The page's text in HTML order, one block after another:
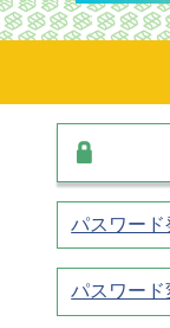
パスワード
パスワード